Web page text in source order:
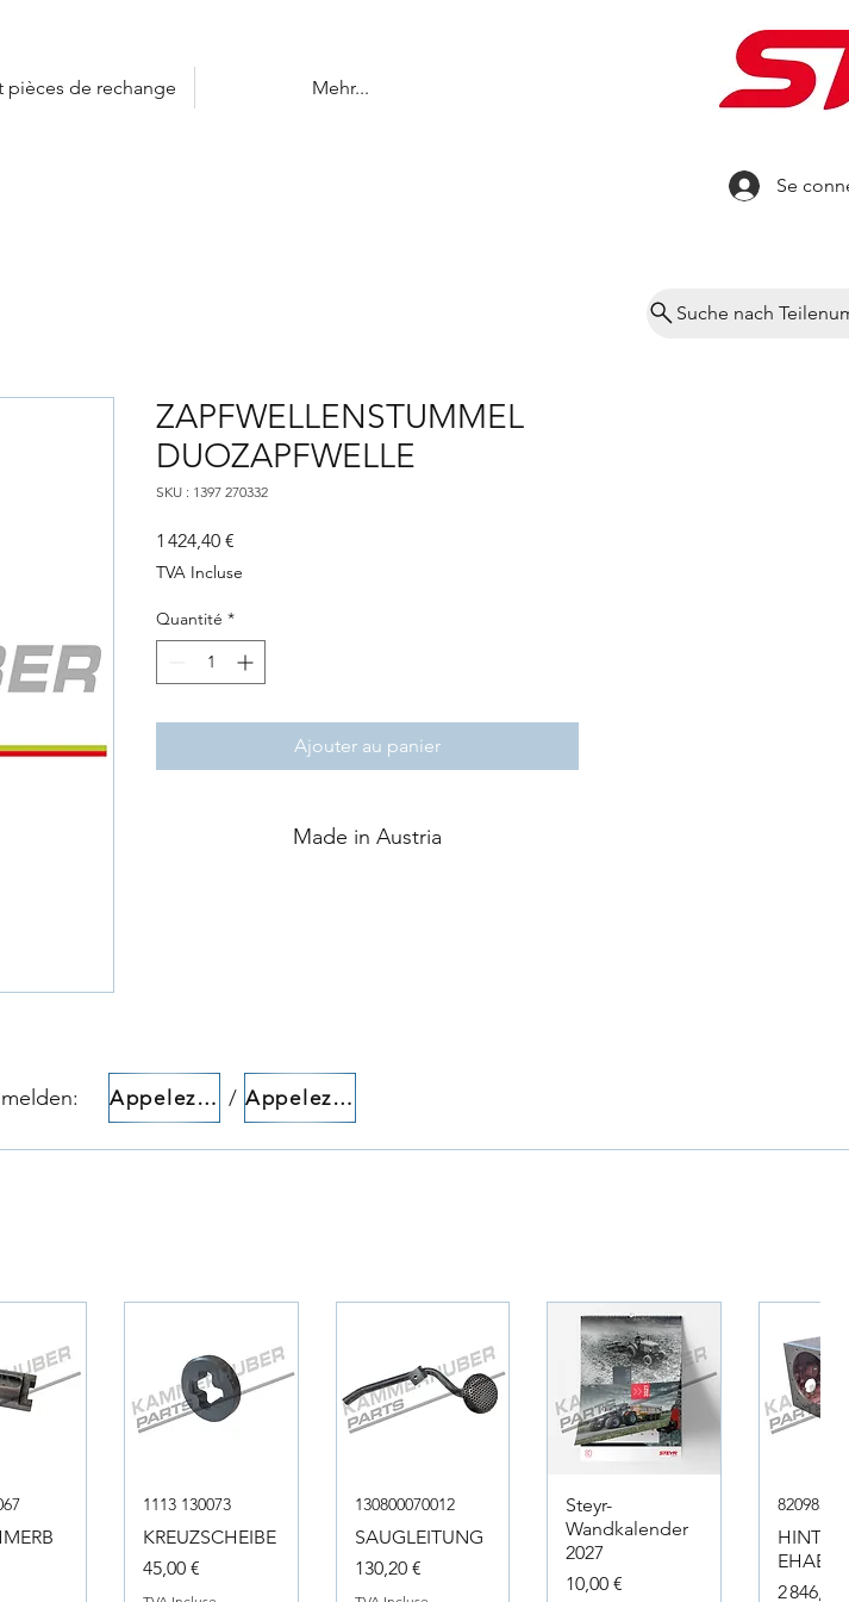
pièces de rechange Mehr...
Se
ZAPFWELLENSTUMMEL
DUOZAPFWELLE
SKU : 1397 270332
1 424,40 €
TVA Incluse
Quantité *
Ajouter au panier
Made in Austria
Suche nach
Appelez-nous! / Appelez-nous!
1113 130073
KREUZSCHEIBE
Prix
45,00 €
130800070012
SAUGLEITUNG
Prix
130,20 €
Steyr-
Wandkalender
2027
Prix
10,00 €
Prix
2 846,40